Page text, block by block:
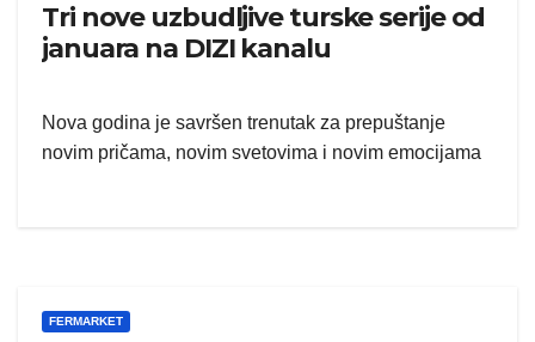
Tri nove uzbudljive turske serije od
januara na DIZI kanalu
Nova godina je savršen trenutak za prepuštanje
novim pričama, novim svetovima i novim emocijama
FERMARKET